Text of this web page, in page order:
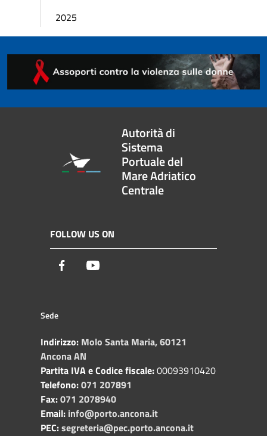
2025
Autorità di
Sistema
Portuale del
Mare Adriatico
Centrale
FOLLOW US ON
Facebook
Sede
Indirizzo: Molo Santa Maria, 60121
Ancona AN
Partita IVA e Codice fiscale:00093910420
Telefono:071 207891
Fax:071 2078940
Email: info@porto.ancona.it
PEC:segreteria@pec.porto.ancona.it